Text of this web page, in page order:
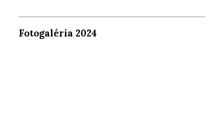
Fotogaléria 2024